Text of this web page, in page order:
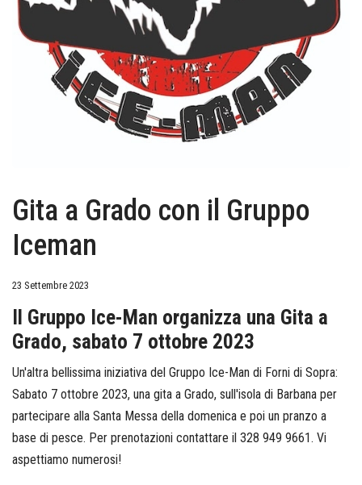
Gita a Grado con il Gruppo
Iceman
23 Settembre 2023
Il Gruppo Ice-Man organizza una Gita a
Grado, sabato 7 ottobre 2023
Un'altra bellissima iniziativa del Gruppo Ice-Man di Forni di Sopra:
Sabato 7 ottobre 2023, una gita a Grado, sull'isola di Barbana per
partecipare alla Santa Messa della domenica e poi un pranzo a
base di pesce. Per prenotazioni contattare il 328 949 9661. Vi
aspettiamo numerosi!